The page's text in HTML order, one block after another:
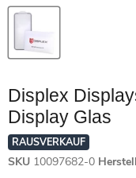
Displex
Display Glas
RAUSVERKAUF
SKU 10097682-0